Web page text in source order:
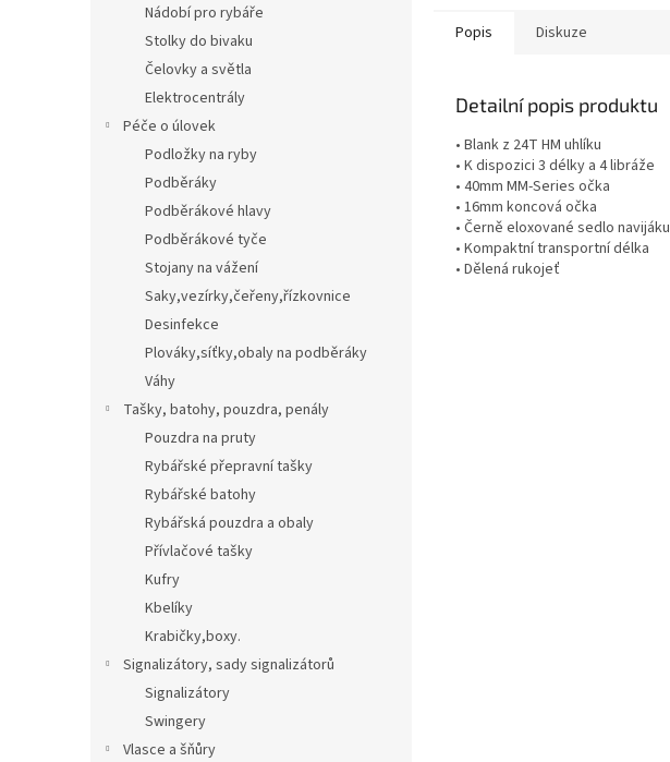
Nádobí pro rybáře
Stolky do bivaku
Čelovky a světla
Elektrocentrály
Péče o úlovek
Podložky na ryby
Podběráky
Podběrákové hlavy
Podběrákové tyče
Stojany na vážení
Saky,vezírky,čeřeny,řízkovnice
Desinfekce
Plováky,síťky,obaly na podběráky
Váhy
Tašky, batohy, pouzdra, penály
Pouzdra na pruty
Rybářské přepravní tašky
Rybářské batohy
Rybářská pouzdra a obaly
Přívlačové tašky
Kufry
Kbelíky
Krabičky,boxy.
Signalizátory, sady signalizátorů
Signalizátory
Swingery
Vlasce a šňůry
Popis Diskuze
Detailní popis produktu
• Blank z 24T HM uhlíku
• K dispozici 3 délky a 4 libráže
• 40mm MM-Series očka
• 16mm koncová očka
• Černě eloxované sedlo navijáku
• Kompaktní transportní délka
• Dělená rukojeť